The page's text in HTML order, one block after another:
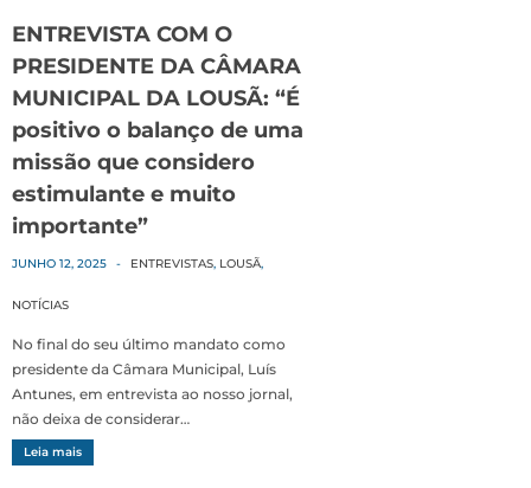
ENTREVISTA COM O
PRESIDENTE DA CÂMARA
MUNICIPAL DA LOUSÃ: “É
positivo o balanço de uma
missão que considero
estimulante e muito
importante”
JUNHO 12, 2025 - ENTREVISTAS, LOUSÃ,
NOTÍCIAS
No final do seu último mandato como
presidente da Câmara Municipal, Luís
Antunes, em entrevista ao nosso jornal,
não deixa de considerar…
Leia mais